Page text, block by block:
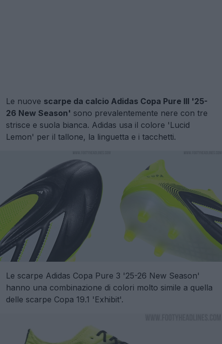
Le nuove scarpe da calcio Adidas Copa Pure III '25-
26 New Season' sono prevalentemente nere con tre
strisce e suola bianca. Adidas usa il colore 'Lucid
Lemon' per il tallone, la linguetta e i tacchetti.
Le scarpe Adidas Copa Pure 3 '25-26 New Season'
hanno una combinazione di colori molto simile a quella
delle scarpe Copa 19.1 'Exhibit'.